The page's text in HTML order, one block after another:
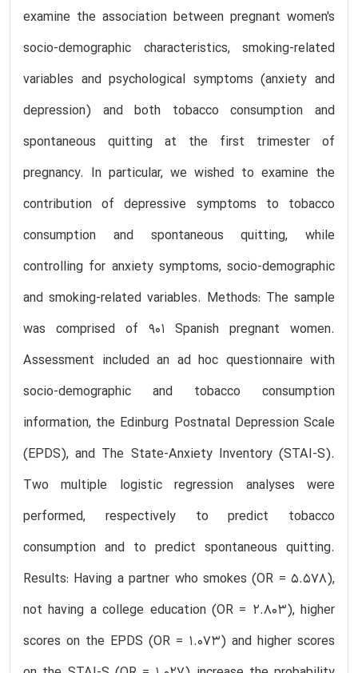
examine the association between pregnant women's
socio-demographic characteristics, smoking-related
variables and psychological symptoms (anxiety and
depression) and both tobacco consumption and
spontaneous quitting at the first trimester of
pregnancy. In particular, we wished to examine the
contribution of depressive symptoms to tobacco
consumption and spontaneous quitting, while
controlling for anxiety symptoms, socio-demographic
and smoking-related variables. Methods: The sample
was comprised of 901 Spanish pregnant women.
Assessment included an ad hoc questionnaire with
socio-demographic and tobacco consumption
information, the Edinburg Postnatal Depression Scale
(EPDS), and The State-Anxiety Inventory (STAI-S).
Two multiple logistic regression analyses were
performed, respectively to predict tobacco
consumption and to predict spontaneous quitting.
Results: Having a partner who smokes (OR = 5.578),
not having a college education (OR = 2.803), higher
scores on the EPDS (OR = 1.073) and higher scores